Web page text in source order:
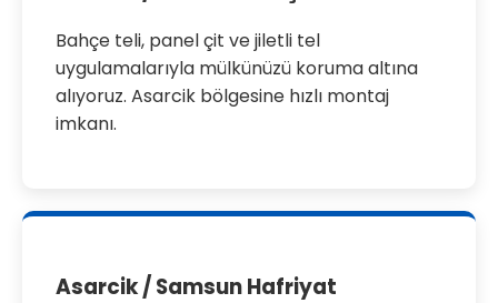
Bahçe teli, panel çit ve jiletli tel
uygulamalarıyla mülkünüzü koruma altına
alıyoruz. Asarcik bölgesine hızlı montaj
imkanı.
Asarcik / Samsun Hafriyat